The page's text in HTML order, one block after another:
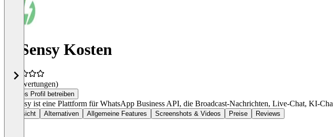
AiSensy Kosten
(0 Bewertungen)
Dieses Profil betreiben
AiSensy ist eine Plattform für WhatsApp Business API, die Broadcast-Nachrichten, Live-Chat, KI-
Übersicht Alternativen Allgemeine Features Screenshots & Videos Preise Reviews